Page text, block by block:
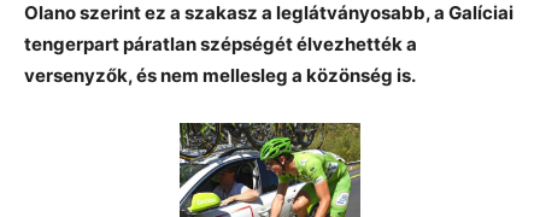
Olano szerint ez a szakasz a leglátványosabb, a Galíciai
tengerpart páratlan szépségét élvezhették a
versenyzők, és nem mellesleg a közönség is.